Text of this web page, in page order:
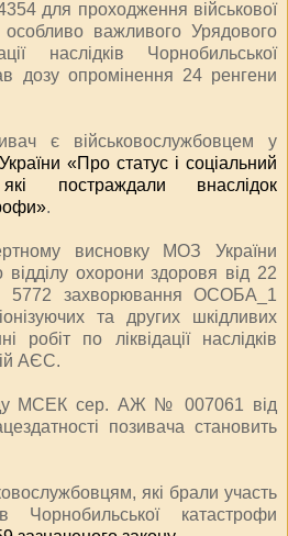
для проходження військової
важливого Урядового
наслідків Чорнобильської
дозу опромінення 24 ренгени
у
«Про статус і соціальний
постраждали внаслідок
.
висновку МОЗ України
відділу охорони здоровя від 22
захворювання ОСОБА_1
та других шкідливих
робіт по ліквідації наслідків
АЄС.
сер. АЖ № 007061 від
позивача становить
які брали участь
Чорнобильської катастрофи